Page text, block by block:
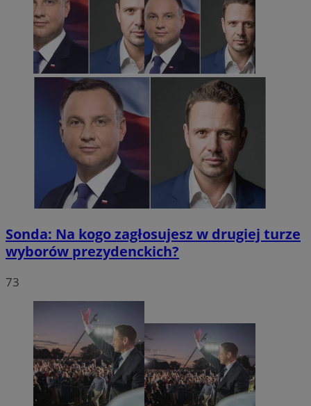
Sonda: Na kogo zagłosujesz w drugiej turze
wyborów prezydenckich?
73